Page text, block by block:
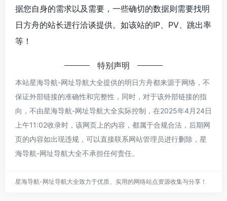
据您自身的需求以及需要，一些确切的数据则需要找明
日方舟的站长进行洽谈提供。如该站的IP、PV、跳出率
等！
特别声明
本站星海导航-网址导航大全提供的明日方舟都来源于网络，不
保证外部链接的准确性和完整性，同时，对于该外部链接的指
向，不由星海导航-网址导航大全实际控制，在2025年4月24日
上午11:02收录时，该网页上的内容，都属于合规合法，后期网
页的内容如出现违规，可以直接联系网站管理员进行删除，星
海导航-网址导航大全不承担任何责任。
星海导航-网址导航大全致力于优质、实用的网络站点资源收集与分享！